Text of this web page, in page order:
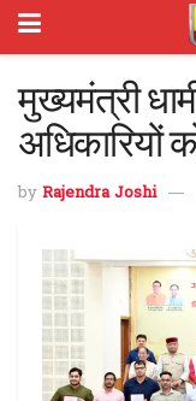
मुख्यमंत्री
अधिकारियों
by Rajendra Joshi